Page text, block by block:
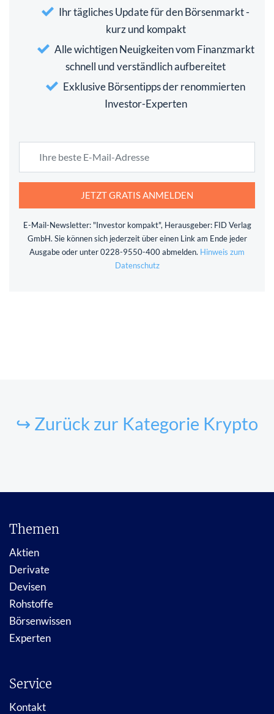
Ihr tägliches Update für den Börsenmarkt -
kurz und kompakt
Alle wichtigen Neuigkeiten vom Finanzmarkt
schnell und verständlich aufbereitet
Exklusive Börsentipps der renommierten
Investor-Experten
JETZT GRATIS ANMELDEN
E-Mail-Newsletter: "Investor kompakt", Herausgeber: FID Verlag
GmbH. Sie können sich jederzeit über einen Link am Ende jeder
Ausgabe oder unter 0228-9550-400 abmelden. Hinweis zum
Datenschutz
↪ Zurück zur Kategorie Krypto
Themen
Aktien
Derivate
Devisen
Rohstoffe
Börsenwissen
Experten
Service
Kontakt